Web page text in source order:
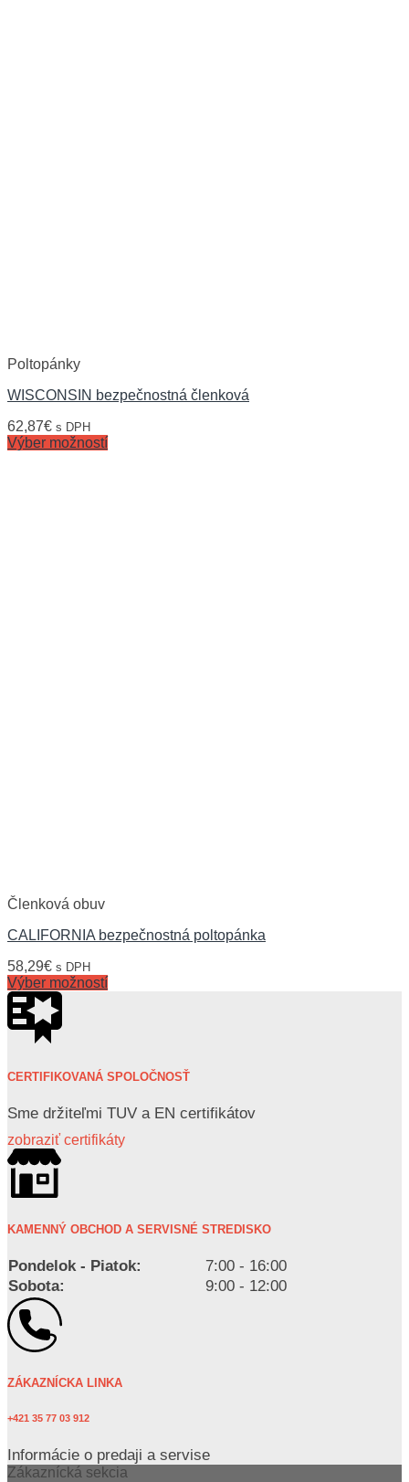
Poltopánky
WISCONSIN bezpečnostná členková
62,87€ s DPH
Výber možností
Členková obuv
CALIFORNIA bezpečnostná poltopánka
58,29€ s DPH
Výber možností
CERTIFIKOVANÁ SPOLOČNOSŤ
Sme držiteľmi TUV a EN certifikátov
zobraziť certifikáty
KAMENNÝ OBCHOD A SERVISNÉ STREDISKO
Pondelok - Piatok:
7:00 - 16:00
Sobota:
9:00 - 12:00
ZÁKAZNÍCKA LINKA
+421 35 77 03 912
Informácie o predaji a servise
Zákaznícká sekcia